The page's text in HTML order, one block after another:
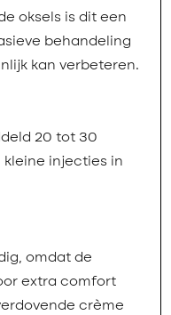
oksels is dit een
behandeling
kan verbeteren.
20 tot 30
injecties in
omdat de
extra comfort
crème